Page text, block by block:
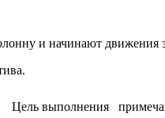
и начинают движения
Цель выполнения